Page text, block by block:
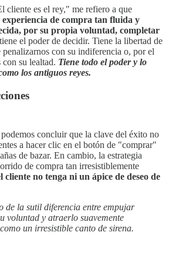
cliente es el rey," me refiero a que
experiencia de compra tan fluida y
por su propia voluntad, completar
el poder de decidir. Tiene la libertad de
con su indiferencia o, por el
su lealtad. Tiene todo el poder y lo
los antiguos reyes.
concluir que la clave del éxito no
a hacer clic en el botón de "comprar"
de bazar. En cambio, la estrategia
de compra tan irresistiblemente
cliente no tenga ni un ápice de deseo de
de la sutil diferencia entre empujar
voluntad y atraerlo suavemente
un irresistible canto de sirena.